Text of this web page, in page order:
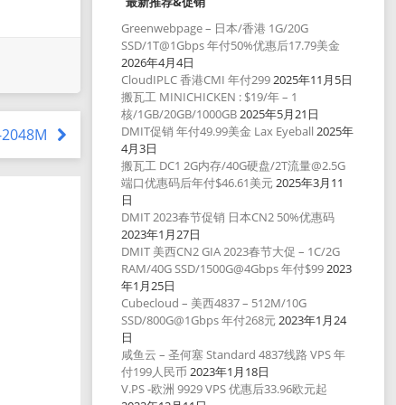
Greenwebpage – 日本/香港 1G/20G
SSD/1T@1Gbps 年付50%优惠后17.79美金
2026年4月4日
CloudIPLC 香港CMI 年付2992025年11月5日
搬瓦工 MINICHICKEN : $19/年 – 1
核/1GB/20GB/1000GB2025年5月21日
DMIT促销 年付49.99美金 Lax Eyeball 2025年
4月3日
搬瓦工 DC1 2G内存/40G硬盘/2T流量@2.5G
端口优惠码后年付$46.61美元2025年3月11
日
DMIT 2023春节促销 日本CN2 50%优惠码
2023年1月27日
DMIT 美西CN2 GIA 2023春节大促 – 1C/2G
RAM/40G SSD/1500G@4Gbps 年付$992023
年1月25日
Cubecloud – 美西4837 – 512M/10G
SSD/800G@1Gbps 年付268元2023年1月24
日
咸鱼云 – 圣何塞 Standard 4837线路 VPS 年
付199人民币 2023年1月18日
V.PS -欧洲 9929 VPS 优惠后33.96欧元起